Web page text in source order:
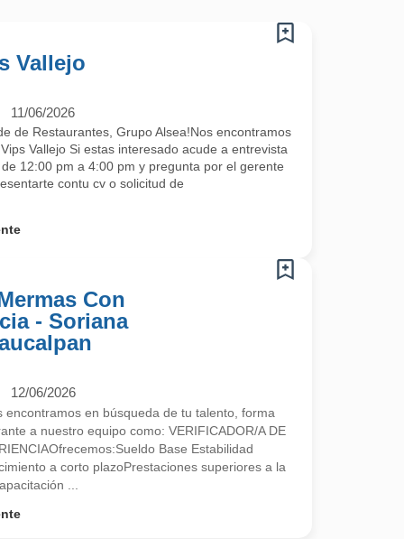
Vallejo
11/06/2026
de Restaurantes, Grupo Alsea!Nos encontramos
Vallejo Si estas interesado acude a entrevista
12:00 pm a 4:00 pm y pregunta por el gerente
contu cv o solicitud de
Con
- Soriana
12/06/2026
encontramos en búsqueda de tu talento, forma
a nuestro equipo como: VERIFICADOR/A DE
Base Estabilidad
a corto plazoPrestaciones superiores a la
...